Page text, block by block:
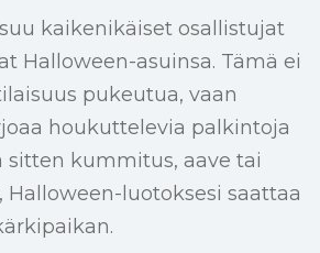
kaikenikäiset osallistujat
Halloween-asuinsa. Tämä ei
pukeutua, vaan
houkuttelevia palkintoja
sitten kummitus, aave tai
Halloween-luotoksesi saattaa